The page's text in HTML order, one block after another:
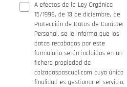
A efectos de la Ley Orgánica
15/1999, de 13 de diciembre, de
Protección de Datos de Carácter
Personal, se le informa que los
datos recabados por este
formulario serán incluidos en un
fichero propiedad de
calzadospascual.com cuya única
finalidad es gestionar el servicio.